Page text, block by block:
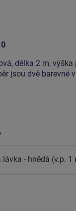
délka 2 m,
jsou dvě barevné
- hnědá (v.p. 1